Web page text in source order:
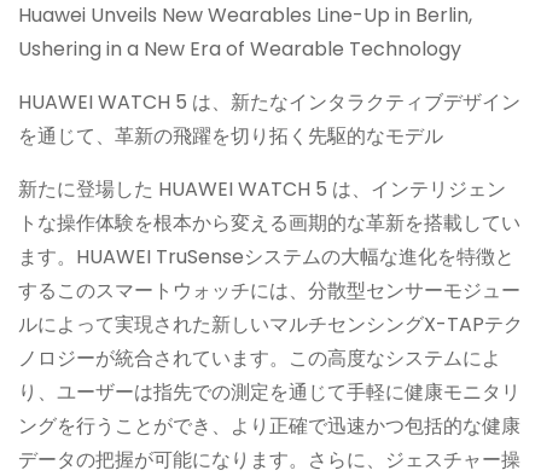
Huawei Unveils New Wearables Line-Up in Berlin,
Ushering in a New Era of Wearable Technology
HUAWEI WATCH 5 は、新たなインタラクティブデザイン
を通じて、革新の飛躍を切り拓く先駆的なモデル
新たに登場した HUAWEI WATCH 5 は、インテリジェン
トな操作体験を根本から変える画期的な革新を搭載してい
ます。HUAWEI TruSenseシステムの大幅な進化を特徴と
するこのスマートウォッチには、分散型センサーモジュー
ルによって実現された新しいマルチセンシングX-TAPテク
ノロジーが統合されています。この高度なシステムによ
り、ユーザーは指先での測定を通じて手軽に健康モニタリ
ングを行うことができ、より正確で迅速かつ包括的な健康
データの把握が可能になります。さらに、ジェスチャー操